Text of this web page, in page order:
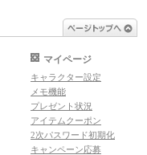
マイページ
キャラクター設定
メモ機能
プレゼント状況
アイテムクーポン
2次パスワード初期化
キャンペーン応募